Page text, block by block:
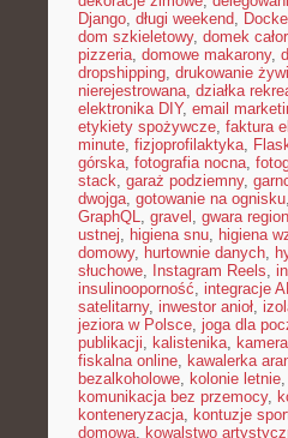
Django, długi weekend,
dom szkieletowy, domek
pizzeria, domowe makarony,
dropshipping, drukowanie
nierejestrowana, działka
elektronika DIY, email
etykiety spożywcze, faktura
minute, fizjoprofilaktyka,
górska, fotografia nocna,
stack, garaż podziemny,
dwojga, gotowanie na ognisku,
GraphQL, gravel , gwara
ustnej, higiena snu, higiena
domowy, hurtownie danych,
słuchowe, Instagram Reels,
insulinooporność, integracje
satelitarny, inwestor anioł,
jeziora w Polsce, joga dla
publikacji, kalistenika,
fiskalna online, kawalerka
bezalkoholowe, kolonie letnie,
komunikacja bez przemocy,
konteneryzacja, kontuzje
domowa, kowalstwo